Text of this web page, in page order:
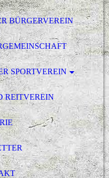
BÜRGERVEREIN
SPORTVEREIN
REITVEREIN